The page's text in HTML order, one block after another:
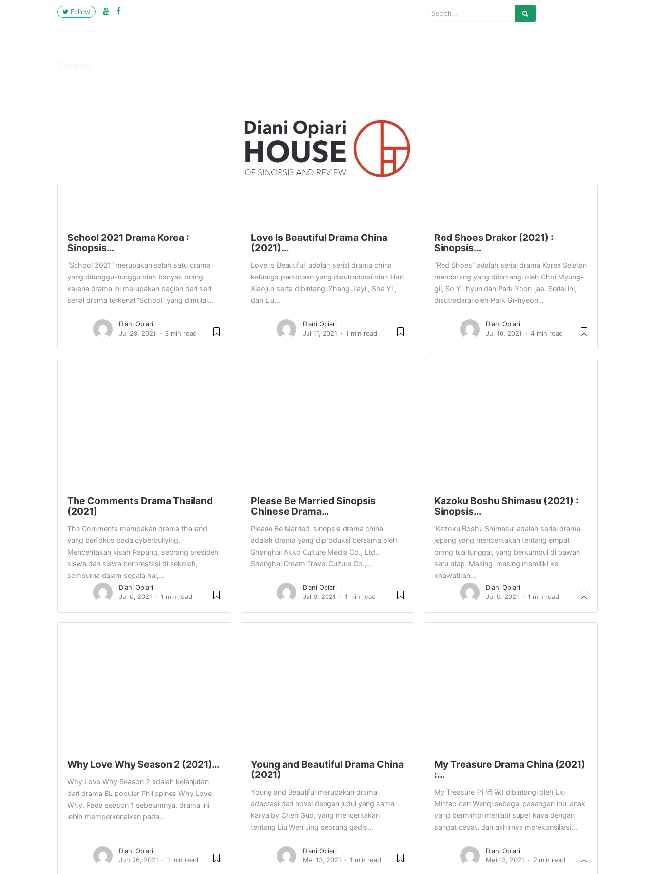
Follow
School 2021 Drama Korea :
Sinopsis…
“School 2021” merupakan salah satu drama
yang ditunggu-tunggu oleh banyak orang
karena drama ini merupakan bagian dari seri
serial drama terkenal “School” yang dimulai...
Diani Opiari
Jul 28, 2021
3 min read
Love Is Beautiful Drama China
(2021)…
Love Is Beautiful adalah serial drama china
keluarga perkotaan yang disutradarai oleh Han
Xiaojun serta dibintangi Zhang Jiayi , Sha Yi ,
dan Liu...
Diani Opiari
Jul 11, 2021
1 min read
Red Shoes Drakor (2021) :
Sinopsis…
“Red Shoes” adalah serial drama Korea Selatan
mendatang yang dibintangi oleh Choi Myung-
gil, So Yi-hyun dan Park Yoon-jae. Serial ini,
disutradarai oleh Park Gi-hyeon...
Diani Opiari
Jul 10, 2021
4 min read
The Comments Drama Thailand
(2021)
The Comments merupakan drama thailand
yang berfokus pada cyberbullying.
Menceritakan kisah Papang, seorang presiden
siswa dan siswa berprestasi di sekolah,
sempurna dalam segala hal,...
Diani Opiari
Jul 6, 2021
1 min read
Please Be Married Sinopsis
Chinese Drama…
Please Be Married sinopsis drama china –
adalah drama yang diproduksi bersama oleh
Shanghai Akko Culture Media Co., Ltd.,
Shanghai Dream Travel Culture Co.,...
Diani Opiari
Jul 6, 2021
1 min read
Kazoku Boshu Shimasu (2021) :
Sinopsis…
‘Kazoku Boshu Shimasu’ adalah serial drama
jepang yang menceritakan tentang empat
orang tua tunggal, yang berkumpul di bawah
satu atap. Masing-masing memiliki ke
khawatiran...
Diani Opiari
Jul 6, 2021
1 min read
Why Love Why Season 2 (2021)…
Why Love Why Season 2 adalah kelanjutan
dari drama BL populer Philippines Why Love
Why. Pada season 1 sebelumnya, drama ini
lebih memperkenalkan pada...
Diani Opiari
Jun 26, 2021
1 min read
Young and Beautiful Drama China
(2021)
Young and Beautiful merupakan drama
adaptasi dari novel dengan judul yang sama
karya by Chen Guo, yang menceritakan
tentang Liu Wen Jing seorang gadis...
Diani Opiari
Mei 13, 2021
1 min read
My Treasure Drama China (2021)
:…
My Treasure (生活 家) dibintangi oleh Liu
Mintao dan Wenqi sebagai pasangan ibu-anak
yang bermimpi menjadi super kaya dengan
sangat cepat, dan akhirnya merekonsiliasi...
Diani Opiari
Mei 13, 2021
2 min read